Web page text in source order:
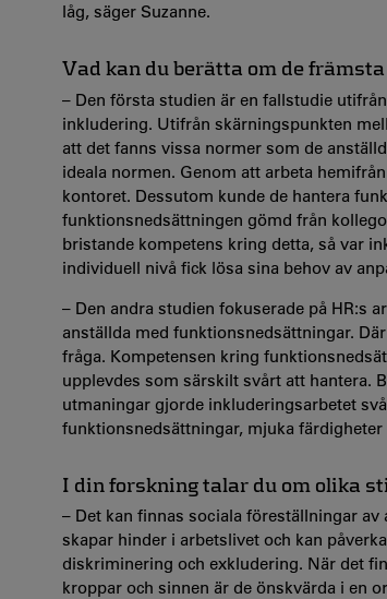
låg, säger Suzanne.
Vad kan du berätta om de
– Den första studien är en fallstudie
inkludering. Utifrån skärningspunkten
att det fanns vissa normer som de
ideala normen. Genom att arbeta
kontoret. Dessutom kunde de hantera
funktionsnedsättningen gömd från
bristande kompetens kring detta, så var
individuell nivå fick lösa sina behov av
– Den andra studien fokuserade på HR:s
anställda med funktionsnedsättningar.
fråga. Kompetensen kring
upplevdes som särskilt svårt att hantera.
utmaningar gjorde inkluderingsarbetet
funktionsnedsättningar, mjuka
I din forskning talar du om olika
– Det kan finnas sociala föreställningar
skapar hinder i arbetslivet och kan
diskriminering och exkludering. När det
kroppar och sinnen är de önskvärda i en